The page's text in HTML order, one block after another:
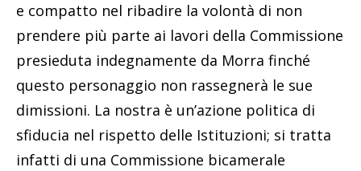
e compatto nel ribadire la volontà di non
prendere più parte ai lavori della Commissione
presieduta indegnamente da Morra finché
questo personaggio non rassegnerà le sue
dimissioni. La nostra è un’azione politica di
sfiducia nel rispetto delle Istituzioni; si tratta
infatti di una Commissione bicamerale